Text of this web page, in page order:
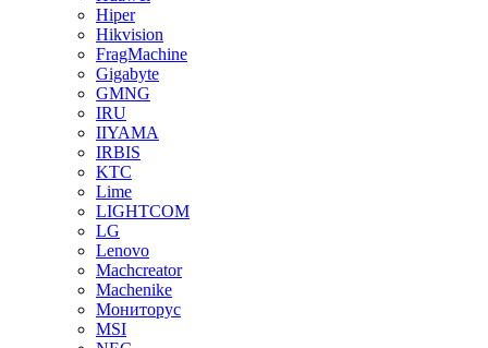
Hiper
Hikvision
FragMachine
Gigabyte
GMNG
IRU
IIYAMA
IRBIS
KTC
Lime
LIGHTCOM
LG
Lenovo
Machcreator
Machenike
Мониторус
MSI